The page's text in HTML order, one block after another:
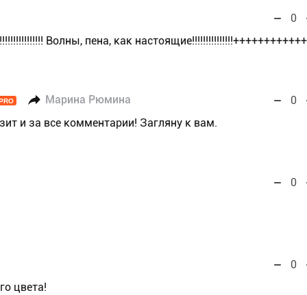
0
Волны, пена, как
Марина Рюмина
0
и за все комментарии! Загляну к вам.
0
0
цвета!